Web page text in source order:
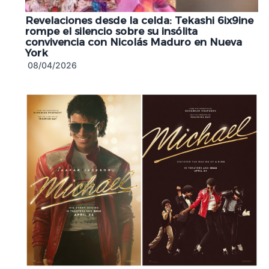
Revelaciones desde la celda: Tekashi 6ix9ine
rompe el silencio sobre su insólita
convivencia con Nicolás Maduro en Nueva
York
08/04/2026